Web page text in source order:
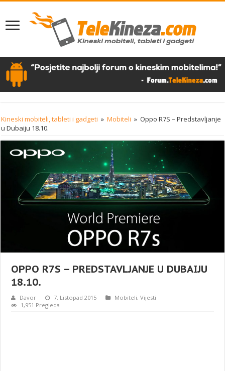
Kineski mobiteli, tableti i gadgeti » Mobiteli » Oppo R7S – Predstavljanje
u Dubaiju 18.10.
OPPO R7S – PREDSTAVLJANJE U DUBAIJU
18.10.
Davor 7. Listopad 2015 Mobiteli,Vijesti
1,951 Pregleda